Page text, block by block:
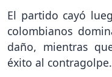
El partido cayó
colombianos
daño, mientras
éxito al contragolpe.